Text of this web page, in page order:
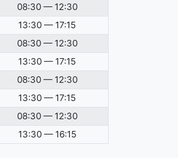
08:30 — 12:30
13:30 — 17:15
08:30 — 12:30
13:30 — 17:15
08:30 — 12:30
13:30 — 17:15
08:30 — 12:30
13:30 — 16:15